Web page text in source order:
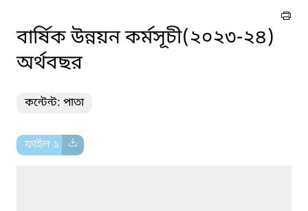
বার্ষিক উন্নয়ন কর্মসূচী(২০২৩-২৪)
অর্থবছর
কন্টেন্ট: পাতা
ফাইল ১